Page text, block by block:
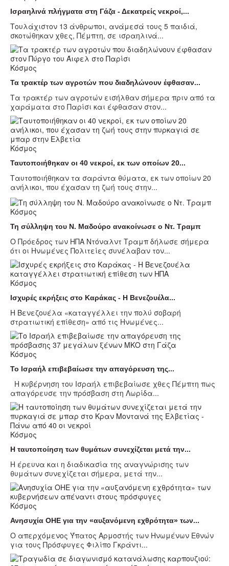
Ισραηλινά πλήγματα στη Γάζα - Δεκατρείς νεκροί,...
Τουλάχιστον 13 άνθρωποι, ανάμεσά τους 5 παιδιά,
σκοτώθηκαν χθες, Πέμπτη, σε ισραηλινά...
Κόσμος
Τα τρακτέρ των αγροτών που διαδηλώνουν έφθασαν...
Τα τρακτέρ των αγροτών εισήλθαν σήμερα πριν από τα
χαράματα στο Παρίσι και έφθασαν στον...
Κόσμος
Ταυτοποιήθηκαν οι 40 νεκροί, εκ των οποίων 20...
Ταυτοποιήθηκαν τα σαράντα θύματα, εκ των οποίων 20
ανήλικοι, που έχασαν τη ζωή τους στην...
Κόσμος
Τη σύλληψη του Ν. Μαδούρο ανακοίνωσε ο Ντ. Τραμπ
Ο Πρόεδρος των ΗΠΑ Ντόναλντ Τραμπ δήλωσε σήμερα
ότι οι Ηνωμένες Πολιτείες συνέλαβαν τον...
Κόσμος
Ισχυρές εκρήξεις στο Καράκας - Η Βενεζουέλα...
Η Βενεζουέλα «καταγγέλλει την πολύ σοβαρή
στρατιωτική επίθεση» από τις Ηνωμένες...
Κόσμος
Το Ισραήλ επιβεβαίωσε την απαγόρευση της...
Η κυβέρνηση του Ισραήλ επιβεβαίωσε χθες Πέμπτη πως
απαγόρευσε την πρόσβαση στη Λωρίδα...
Κόσμος
Η ταυτοποίηση των θυμάτων συνεχίζεται μετά την...
Η έρευνα και η διαδικασία της αναγνώρισης των
θυμάτων συνεχίζεται σήμερα, μετά την...
Κόσμος
Ανησυχία ΟΗΕ για την «αυξανόμενη εχθρότητα» των...
Ο απερχόμενος Ύπατος Αρμοστής των Ηνωμένων Εθνών
για τους Πρόσφυγες Φιλίπο Γκράντι...